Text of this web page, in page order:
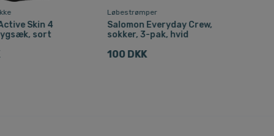
Skin 4
sort
Løbestrømper
Salomon Everyday Crew,
sokker, 3-pak, hvid
100 DKK